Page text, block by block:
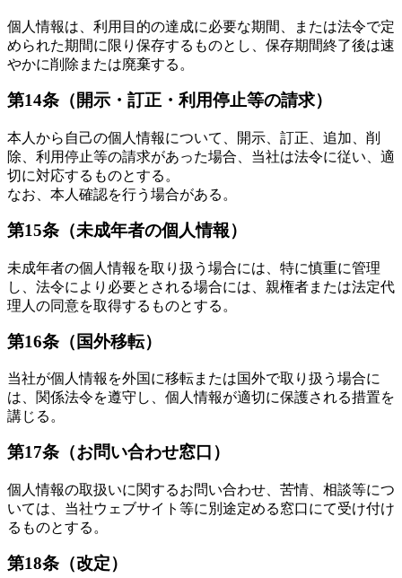
個人情報は、利用目的の達成に必要な期間、または法令で定
められた期間に限り保存するものとし、保存期間終了後は速
やかに削除または廃棄する。
第14条（開示・訂正・利用停止等の請求）
本人から自己の個人情報について、開示、訂正、追加、削
除、利用停止等の請求があった場合、当社は法令に従い、適
切に対応するものとする。
なお、本人確認を行う場合がある。
第15条（未成年者の個人情報）
未成年者の個人情報を取り扱う場合には、特に慎重に管理
し、法令により必要とされる場合には、親権者または法定代
理人の同意を取得するものとする。
第16条（国外移転）
当社が個人情報を外国に移転または国外で取り扱う場合に
は、関係法令を遵守し、個人情報が適切に保護される措置を
講じる。
第17条（お問い合わせ窓口）
個人情報の取扱いに関するお問い合わせ、苦情、相談等につ
いては、当社ウェブサイト等に別途定める窓口にて受け付け
るものとする。
第18条（改定）